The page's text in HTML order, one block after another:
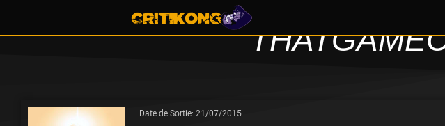
Date de Sortie: 21/07/2015